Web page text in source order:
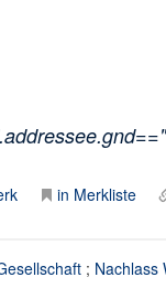
in Merkliste
; Nachlass